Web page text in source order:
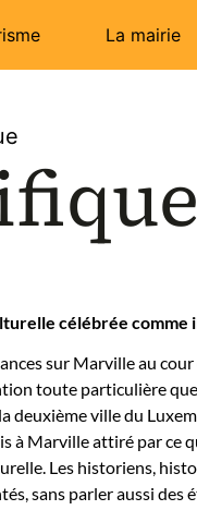
La mairie
célébrée comme
sur Marville au
toute particulière
deuxième ville du
à Marville attiré par ce
Les historiens,
sans parler aussi